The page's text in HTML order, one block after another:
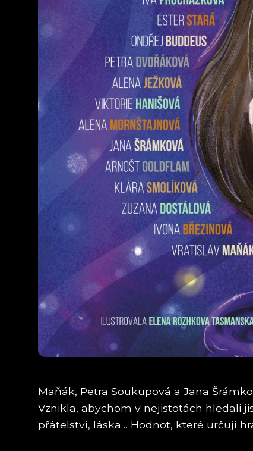
Maňák, Petra Soukupová a Jana
Vznikla, abychom v nejistotách hledali
přátelství, láska… Hodnot, které určují